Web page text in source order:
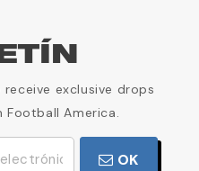
exclusive drops
America.
OK